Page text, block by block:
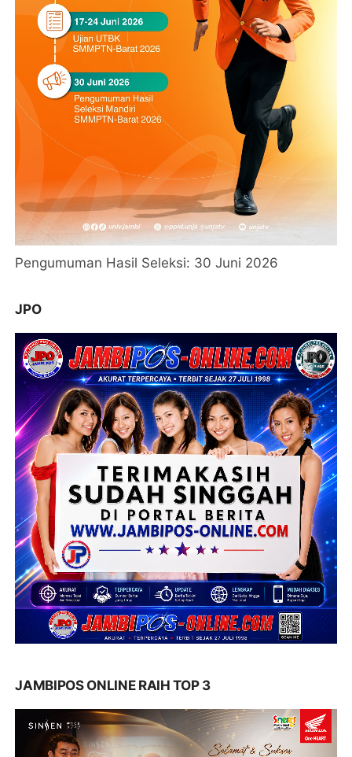
Pengumuman Hasil Seleksi: 30 Juni 2026
JPO
JAMBIPOS ONLINE RAIH TOP 3